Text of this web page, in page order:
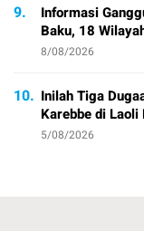
9.
Informasi
Baku, 18
8/08/2026
10. Inilah Tiga
Karebbe di
5/08/2026